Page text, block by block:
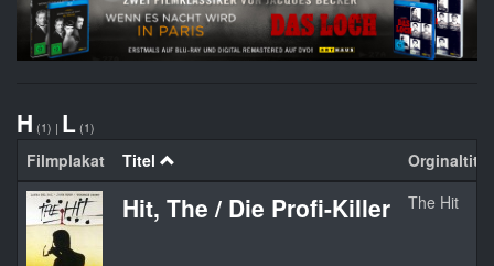
H (1) | L (1)
Filmplakat Titel Orginaltitel
Hit, The / Die Profi-Killer The Hit